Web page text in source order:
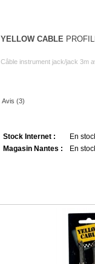
YELLOW CABLE
Câble instrument jack/jack 3m
Avis (3)
Stock Internet :
En
Magasin Nantes :
En